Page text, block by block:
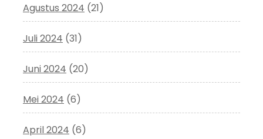
Agustus 2024 (21)
Juli 2024 (31)
Juni 2024 (20)
Mei 2024 (6)
April 2024 (6)